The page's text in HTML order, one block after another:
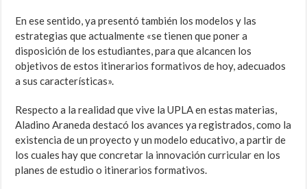
En ese sentido, ya presentó también los modelos y las
estrategias que actualmente «se tienen que poner a
disposición de los estudiantes, para que alcancen los
objetivos de estos itinerarios formativos de hoy, adecuados
a sus características».
Respecto a la realidad que vive la UPLA en estas materias,
Aladino Araneda destacó los avances ya registrados, como la
existencia de un proyecto y un modelo educativo, a partir de
los cuales hay que concretar la innovación curricular en los
planes de estudio o itinerarios formativos.